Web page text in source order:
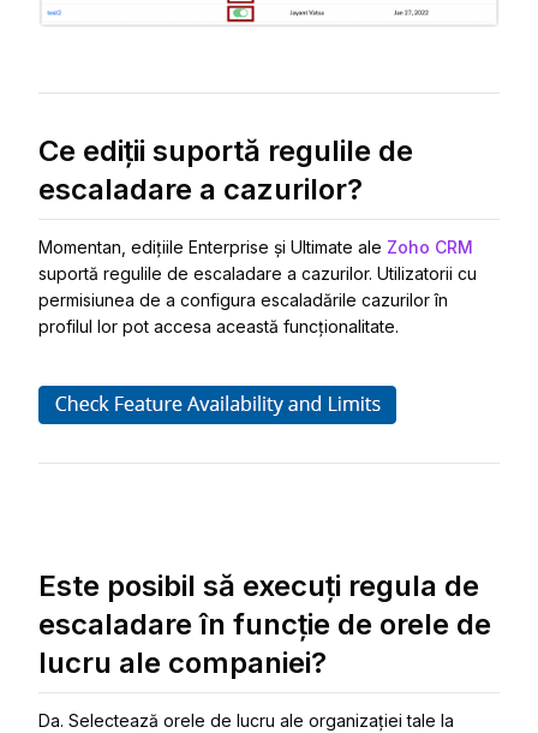
Ce ediții suportă regulile de
escaladare a cazurilor?
Momentan, edițiile Enterprise și Ultimate ale Zoho CRM
suportă regulile de escaladare a cazurilor. Utilizatorii cu
permisiunea de a configura escaladările cazurilor în
profilul lor pot accesa această funcționalitate.
Este posibil să execuți regula de
escaladare în funcție de orele de
lucru ale companiei?
Da. Selectează orele de lucru ale organizației tale la